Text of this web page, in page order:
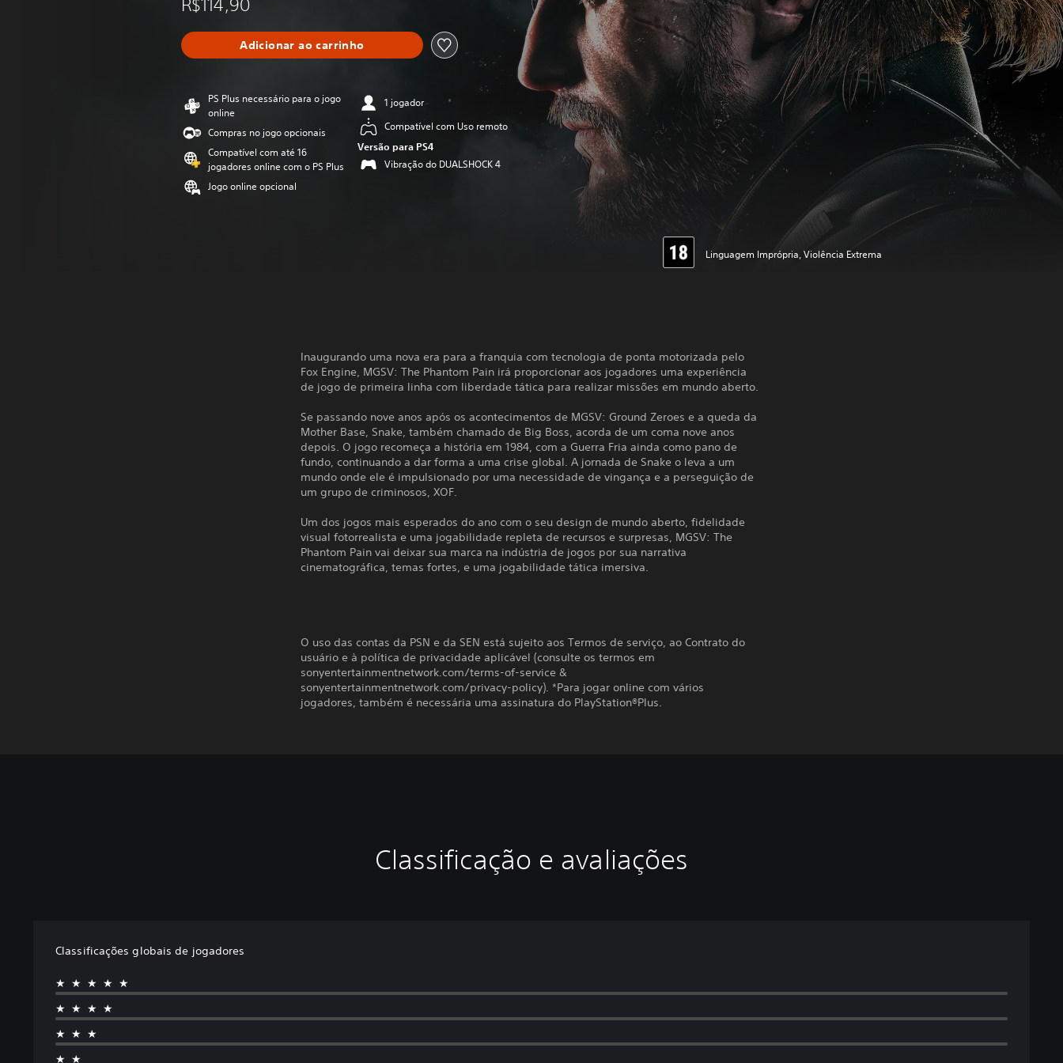
R$114,90
Adicionar ao carrinho
PS Plus necessário para o jogo
online
Compras no jogo opcionais
Compatível com até 16
jogadores online com o PS Plus
Jogo online opcional
1 jogador
Compatível com Uso remoto
Versão para PS4
Vibração do DUALSHOCK 4
Linguagem Imprópria, Violência Extrema
Inaugurando uma nova era para a franquia com tecnologia de ponta motorizada pelo
Fox Engine, MGSV: The Phantom Pain irá proporcionar aos jogadores uma experiência
de jogo de primeira linha com liberdade tática para realizar missões em mundo aberto.
Se passando nove anos após os acontecimentos de MGSV: Ground Zeroes e a queda da
Mother Base, Snake, também chamado de Big Boss, acorda de um coma nove anos
depois. O jogo recomeça a história em 1984, com a Guerra Fria ainda como pano de
fundo, continuando a dar forma a uma crise global. A jornada de Snake o leva a um
mundo onde ele é impulsionado por uma necessidade de vingança e a perseguição de
um grupo de criminosos, XOF.
Um dos jogos mais esperados do ano com o seu design de mundo aberto, fidelidade
visual fotorrealista e uma jogabilidade repleta de recursos e surpresas, MGSV: The
Phantom Pain vai deixar sua marca na indústria de jogos por sua narrativa
cinematográfica, temas fortes, e uma jogabilidade tática imersiva.
O uso das contas da PSN e da SEN está sujeito aos Termos de serviço, ao Contrato do
usuário e à política de privacidade aplicável (consulte os termos em
sonyentertainmentnetwork.com/terms-of-service &
sonyentertainmentnetwork.com/privacy-policy). *Para jogar online com vários
jogadores, também é necessária uma assinatura do PlayStation®Plus.
Classificação e avaliações
Classificações globais de jogadores
★★★★★
★★★★
★★★
★★